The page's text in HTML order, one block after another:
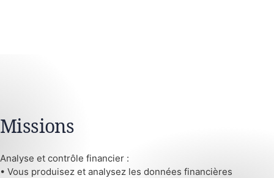
Missions
Analyse et contrôle financier :
• Vous produisez et analysez les données financières